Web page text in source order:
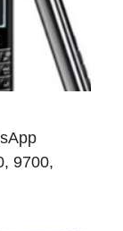
9700,